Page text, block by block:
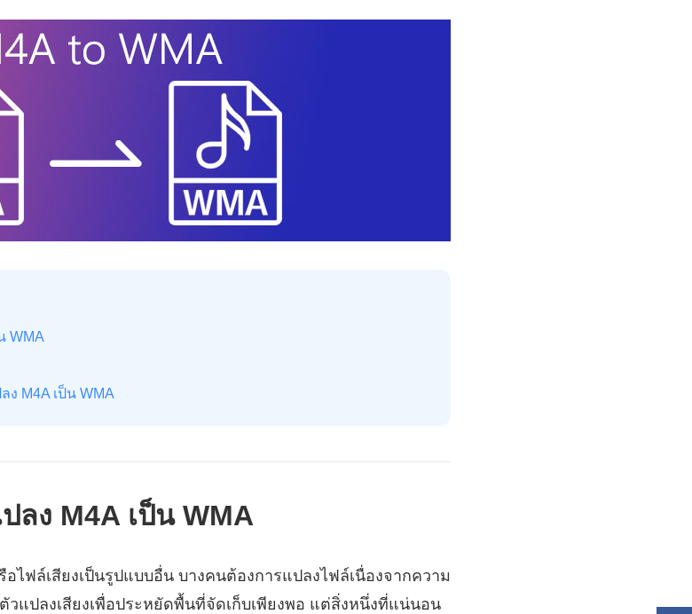
WMA
M4A เป็น WMA
ลง M4A เป็น WMA
ไฟล์เสียงเป็นรูปแบบอื่น บางคนต้องการแปลงไฟล์เนื่องจากความ
แปลงเสียงเพื่อประหยัดพื้นที่จัดเก็บเพียงพอ แต่สิ่งหนึ่งที่แน่นอน